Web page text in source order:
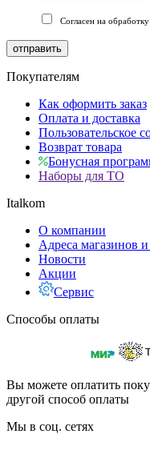
Согласен на
отправить
Покупателям
Как оформить заказ
Оплата и доставка
Пользовательское
Возврат товара
Бонусная
Наборы для ТО
Italkom
О компании
Адреса магазинов
Новости
Акции
Сервис
Способы оплаты
Вы можете оплатить
другой способ оплаты
Мы в соц. сетях